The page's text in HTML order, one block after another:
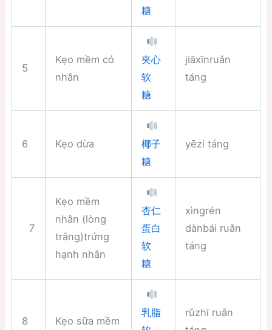
糖
5
Kẹo mềm có
nhân
夹心
软
糖
jiāxīnruǎn
táng
6 Kẹo dừa
椰子
糖
yēzi táng
7
Kẹo mềm
nhân (lòng
trắng)trứng
hạnh nhân
杏仁
蛋白
软
糖
xìngrén
dànbái ruǎn
táng
8 Kẹo sữa mềm
乳脂
rǔzhī ruǎn